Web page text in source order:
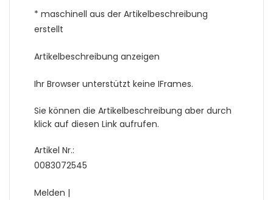
* maschinell aus der Artikelbeschreibung
erstellt
Artikelbeschreibung anzeigen
Ihr Browser unterstützt keine IFrames.
Sie können die Artikelbeschreibung aber durch
klick auf diesen Link aufrufen.
Artikel Nr.:
0083072545
Melden |